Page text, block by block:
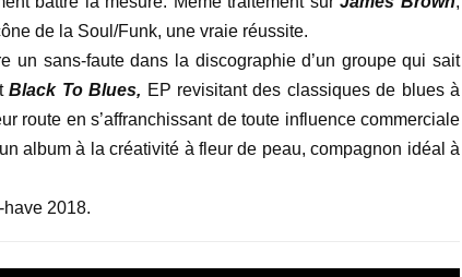
de la Soul/Funk, une vraie réussite.
un sans-faute dans la discographie d’un groupe qui sait
Black To Blues, EP revisitant des classiques de blues à
route en s’affranchissant de toute influence commerciale
album à la créativité à fleur de peau, compagnon idéal à
2018.